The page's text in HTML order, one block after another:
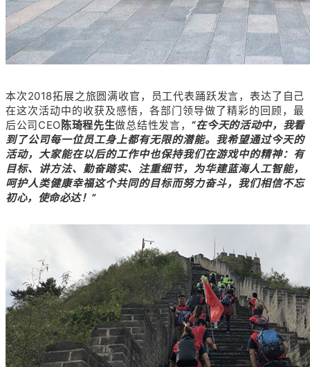
本次2018拓展之旅圆满收官，员工代表踊跃发言，表达了自己
在这次活动中的收获及感悟，各部门领导做了精彩的回顾，最
后公司CEO陈琦程先生做总结性发言， “在今天的活动中，我看
到了公司每一位员工身上都有无限的潜能。我希望通过今天的
活动，大家能在以后的工作中也保持我们在游戏中的精神：有
目标、讲方法、勤奋踏实、注重细节，为华建蓝海人工智能，
呵护人类健康幸福这个共同的目标而努力奋斗，我们相信不忘
初心，使命必达！”